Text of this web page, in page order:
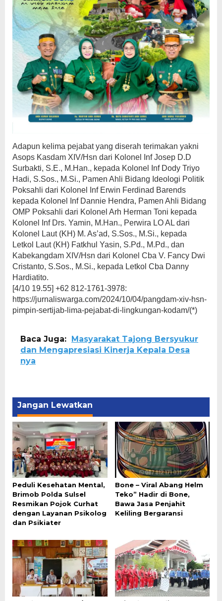
Adapun kelima pejabat yang diserah terimakan yakni
Asops Kasdam XIV/Hsn dari Kolonel Inf Josep D.D
Surbakti, S.E., M.Han., kepada Kolonel Inf Dody Triyo
Hadi, S.Sos., M.Si., Pamen Ahli Bidang Ideologi Politik
Poksahli dari Kolonel Inf Erwin Ferdinad Barends
kepada Kolonel Inf Dannie Hendra, Pamen Ahli Bidang
OMP Poksahli dari Kolonel Arh Herman Toni kepada
Kolonel Inf Drs. Yamin, M.Han., Perwira LO AL dari
Kolonel Laut (KH) M. As’ad, S.Sos., M.Si., kepada
Letkol Laut (KH) Fatkhul Yasin, S.Pd., M.Pd., dan
Kabekangdam XIV/Hsn dari Kolonel Cba V. Fancy Dwi
Cristanto, S.Sos., M.Si., kepada Letkol Cba Danny
Hardiatito.
[4/10 19.55] +62 812-1761-3978:
https://jurnaliswarga.com/2024/10/04/pangdam-xiv-hsn-
pimpin-sertijab-lima-pejabat-di-lingkungan-kodam/(*)
Baca Juga: Masyarakat Tajong Bersyukur
dan Mengapresiasi Kinerja Kepala Desa
nya
Jangan Lewatkan
Peduli Kesehatan Mental,
Brimob Polda Sulsel
Resmikan Pojok Curhat
dengan Layanan Psikolog
dan Psikiater
Bone – Viral Abang Helm
Teko” Hadir di Bone,
Bawa Jasa Penjahit
Keliling Bergaransi